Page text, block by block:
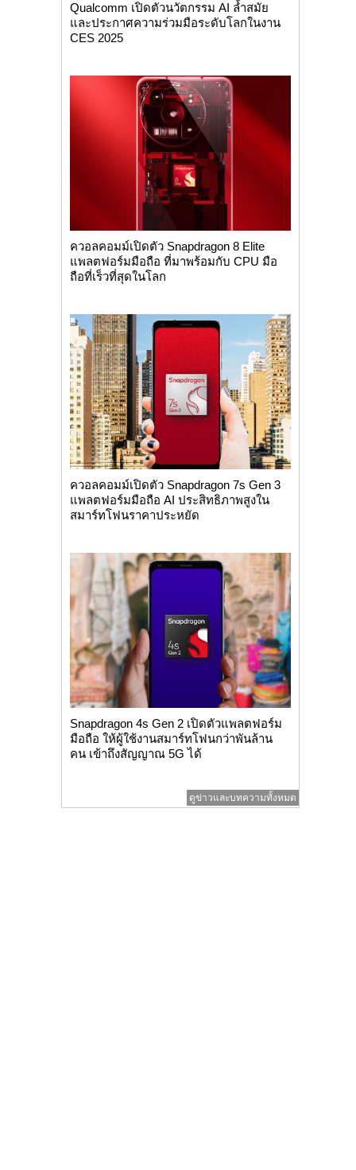
Qualcomm เปิดตัวนวัตกรรม AI ล้ำสมัย
และประกาศความร่วมมือระดับโลกในงาน
CES 2025
ควอลคอมม์เปิดตัว Snapdragon 8 Elite
แพลตฟอร์มมือถือ ที่มาพร้อมกับ CPU มือ
ถือที่เร็วที่สุดในโลก
ควอลคอมม์เปิดตัว Snapdragon 7s Gen 3
แพลตฟอร์มมือถือ AI ประสิทธิภาพสูงใน
สมาร์ทโฟนราคาประหยัด
Snapdragon 4s Gen 2 เปิดตัวแพลตฟอร์ม
มือถือ ให้ผู้ใช้งานสมาร์ทโฟนกว่าพันล้าน
คน เข้าถึงสัญญาณ 5G ได้
ดูข่าวและบทความทั้งหมด